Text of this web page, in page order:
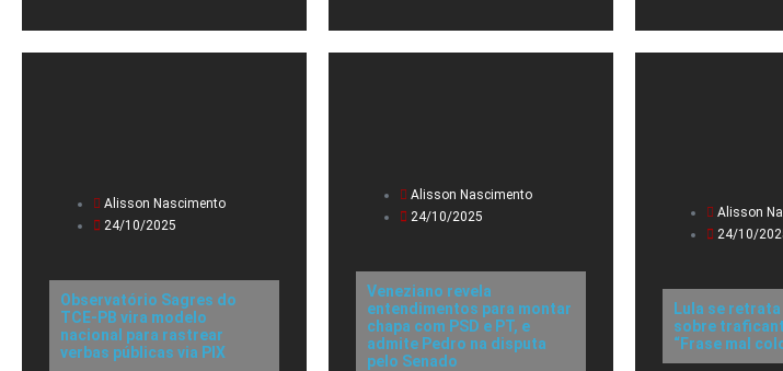
Alisson Nascimento
24/10/2025
Observatório Sagres do
TCE-PB vira modelo
nacional para rastrear
verbas públicas via PIX
Alisson Nascimento
24/10/2025
Veneziano revela
entendimentos para montar
chapa com PSD e PT, e
admite Pedro na disputa
pelo Senado
Alisson
24/10/
Lula se
sobre
“Frase mal